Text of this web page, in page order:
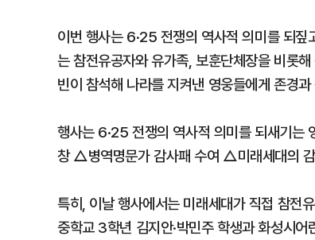
이번 행사는 6·25 전쟁의 역사적 의미를 되
는 참전유공자와 유가족, 보훈단체장을 비롯
빈이 참석해 나라를 지켜낸 영웅들에게 존경
행사는 6·25 전쟁의 역사적 의미를 되새기
창 △병역명문가 감사패 수여 △미래세대의
특히, 이날 행사에서는 미래세대가 직접 참전
중학교 3학년 김지안·박민주 학생과 화성시